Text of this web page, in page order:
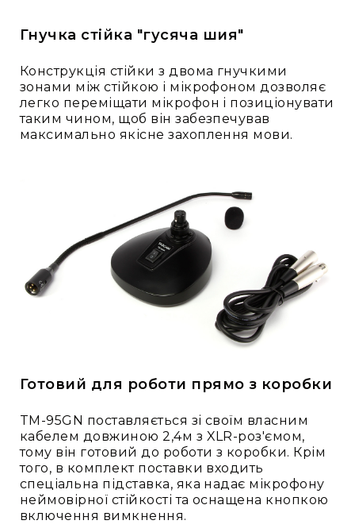
Аксесуари
та
Програвачі/
ресівери/
ЦАПи
Програвачі
програвачі
ЦАПи
та
підсилювачі
Док-
станції
Аксесуари
Світло
Динамічне
Прилади
LED
Прилади
LED
мультиспектральні
Прилади
Гнучка стійка "гусяча шия"
Конструкція стійки з двома гнучкими
зонами між стійкою і мікрофоном дозволяє
легко переміщати мікрофон і позиціонувати
таким чином, щоб він забезпечував
максимально якісне захоплення мови.
Готовий для роботи прямо з коробки
TM-95GN поставляється зі своїм власним
кабелем довжиною 2,4м з XLR-роз'ємом,
тому він готовий до роботи з коробки. Крім
того, в комплект поставки входить
спеціальна підставка, яка надає мікрофону
неймовірної стійкості та оснащена кнопкою
включення вимкнення.